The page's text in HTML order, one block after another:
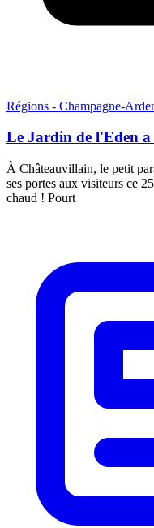
Régions - Champagne-
Le Jardin de l'Eden a
À Châteauvillain, le petit
ses portes aux visiteurs ce
chaud ! Pourt